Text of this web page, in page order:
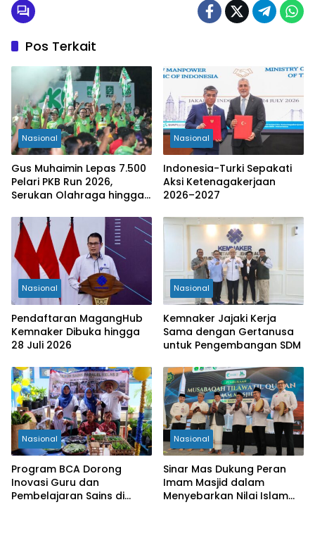
Pos Terkait
Nasional
Gus Muhaimin Lepas 7.500
Pelari PKB Run 2026,
Serukan Olahraga hingga
Nasional
Indonesia-Turki Sepakati
Aksi Ketenagakerjaan
2026–2027
Nasional
Pendaftaran MagangHub
Kemnaker Dibuka hingga
28 Juli 2026
Nasional
Kemnaker Jajaki Kerja
Sama dengan Gertanusa
untuk Pengembangan SDM
Nasional
Program BCA Dorong
Inovasi Guru dan
Pembelajaran Sains di
Nasional
Sinar Mas Dukung Peran
Imam Masjid dalam
Menyebarkan Nilai Islam